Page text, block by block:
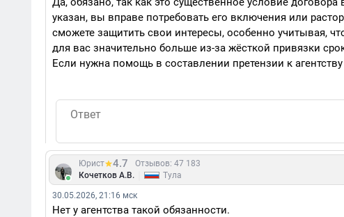
указан, вы вправе потребовать его включения или
сможете защитить свои интересы, особенно учитывая,
для вас значительно больше из-за жёсткой привязки
Если нужна помощь в составлении претензии к
Юрист 4.7
Отзывов: 47 183
Кочетков А.В.
Тула
30.05.2026, 21:16 мск
Нет у агентства такой обязанности.